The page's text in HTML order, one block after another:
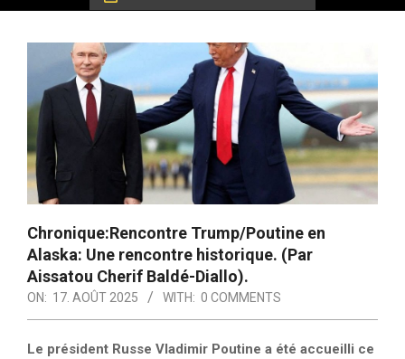
Chronique:Rencontre Trump/Poutine en
Alaska: Une rencontre historique. (Par
Aissatou Cherif Baldé-Diallo).
ON: 17. AOÛT 2025 WITH: 0 COMMENTS
Le président Russe Vladimir Poutine a été accueilli ce